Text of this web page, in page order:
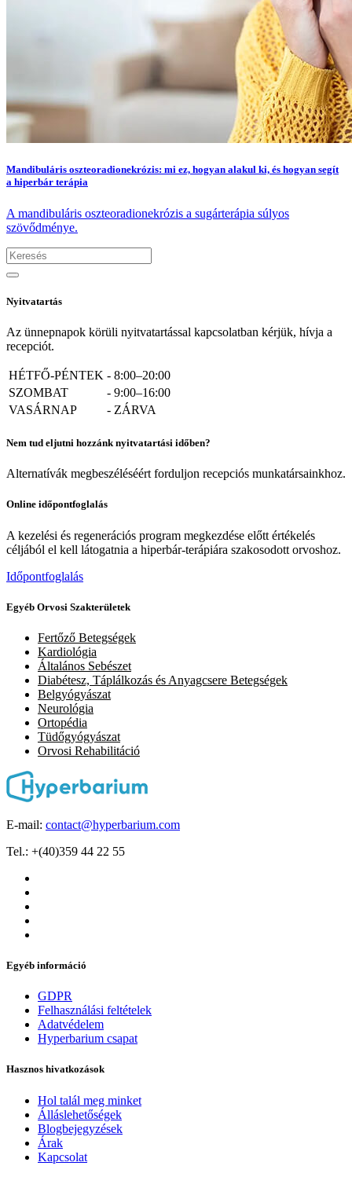
Mandibuláris oszteoradionekrózis: mi ez, hogyan alakul ki, és hogyan segít
a hiperbár terápia
A mandibuláris oszteoradionekrózis a sugárterápia súlyos
szövődménye.
Nyitvatartás
Az ünnepnapok körüli nyitvatartással kapcsolatban kérjük, hívja a
recepciót.
HÉTFŐ-PÉNTEK - 8:00–20:00
SZOMBAT
- 9:00–16:00
VASÁRNAP
- ZÁRVA
Nem tud eljutni hozzánk nyitvatartási időben?
Alternatívák megbeszéléséért forduljon recepciós munkatársainkhoz.
Online időpontfoglalás
A kezelési és regenerációs program megkezdése előtt értékelés
céljából el kell látogatnia a hiperbár-terápiára szakosodott orvoshoz.
Időpontfoglalás
Egyéb Orvosi Szakterületek
Fertőző Betegségek
Kardiológia
Általános Sebészet
Diabétesz, Táplálkozás és Anyagcsere Betegségek
Belgyógyászat
Neurológia
Ortopédia
Tüdőgyógyászat
Orvosi Rehabilitáció
E-mail: contact@hyperbarium.com
Tel.: +(40)359 44 22 55
Egyéb információ
GDPR
Felhasználási feltételek
Adatvédelem
Hyperbarium csapat
Hasznos hivatkozások
Hol talál meg minket
Álláslehetőségek
Blogbejegyzések
Árak
Kapcsolat